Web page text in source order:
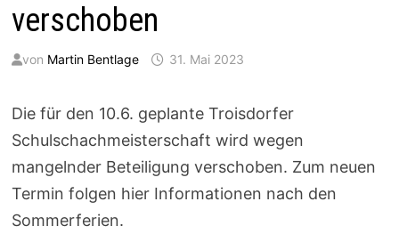
verschoben
von Martin Bentlage 31. Mai 2023
Die für den 10.6. geplante Troisdorfer
Schulschachmeisterschaft wird wegen
mangelnder Beteiligung verschoben. Zum neuen
Termin folgen hier Informationen nach den
Sommerferien.